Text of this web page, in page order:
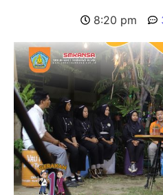
8:20 pm